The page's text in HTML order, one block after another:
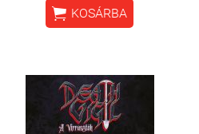
 KOSÁRBA